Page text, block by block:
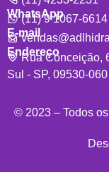
WhatsApp
(11) 9 1067-6614
E-mail
Endereço
Rua Conceição,
Sul - SP, 09530-060
© 2023 – Todos